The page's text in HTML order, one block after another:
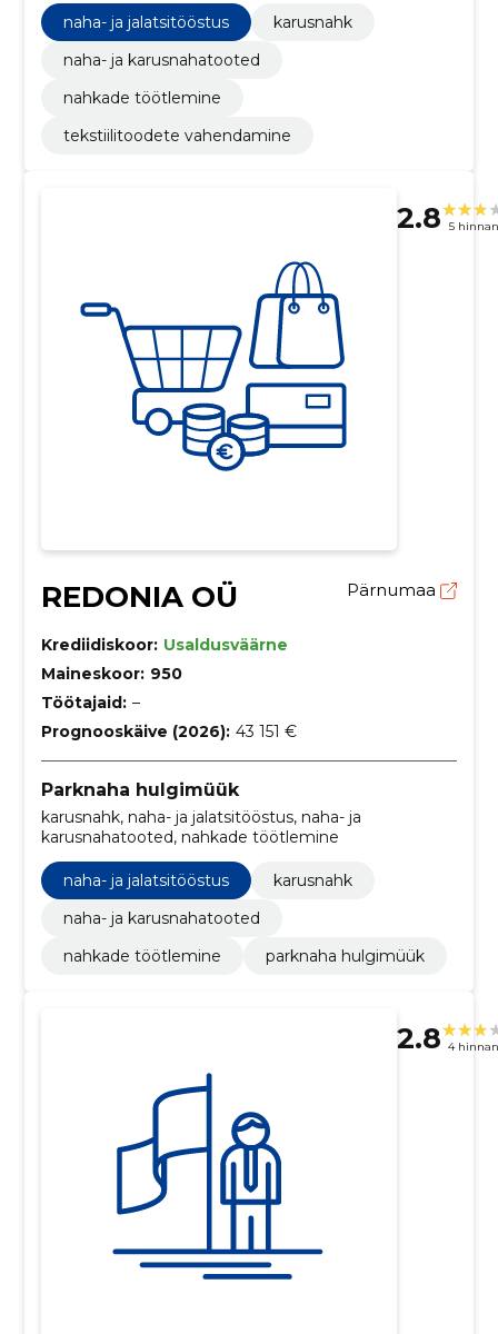
naha- ja jalatsitööstus
karusnahk
naha- ja karusnahatooted
nahkade töötlemine
tekstiilitoodete vahendamine
2.8 5
REDONIA OÜ Pärnumaa
Krediidiskoor: Usaldusväärne
Maineskoor: 950
Töötajaid: –
Prognooskäive (2026): 43 151 €
Parknaha hulgimüük
karusnahk, naha- ja jalatsitööstus, naha- ja
karusnahatooted, nahkade töötlemine
naha- ja jalatsitööstus
karusnahk
naha- ja karusnahatooted
nahkade töötlemine
parknaha hulgimüük
2.8 4